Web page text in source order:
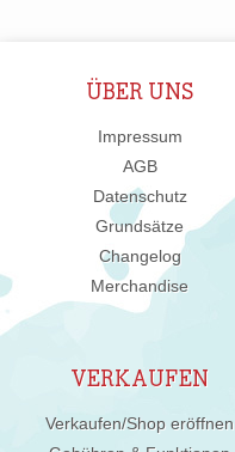
ÜBER UNS
Impressum
AGB
Datenschutz
Grundsätze
Changelog
Merchandise
VERKAUFEN
Verkaufen/Shop eröffnen